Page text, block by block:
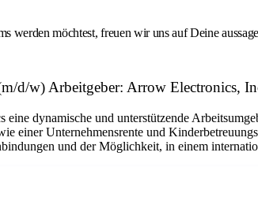
werden möchtest, freuen wir uns auf Deine
d/w) Arbeitgeber: Arrow Electronics,
dynamische und unterstützende
einer Unternehmensrente und
und der Möglichkeit, in einem